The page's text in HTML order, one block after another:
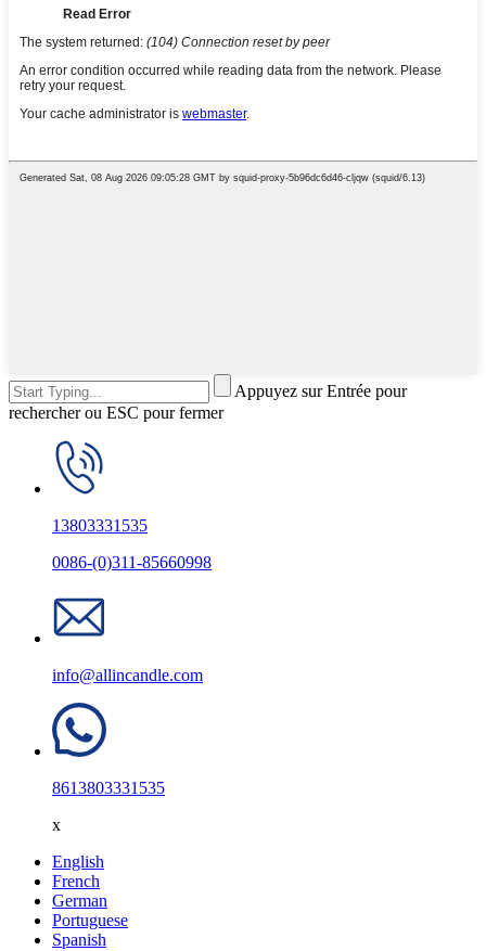
Appuyez sur Entrée pour
rechercher ou ESC pour fermer
13803331535
0086-(0)311-85660998
info@allincandle.com
8613803331535
x
English
French
German
Portuguese
Spanish